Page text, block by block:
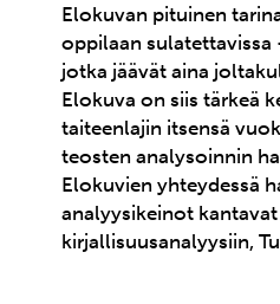
Elokuvan pituinen
oppilaan sulatettavissa
jotka jäävät aina
Elokuva on siis tärkeä
taiteenlajin itsensä
teosten analysoinnin
Elokuvien yhteydessä
analyysikeinot
kirjallisuusanalyysiin,